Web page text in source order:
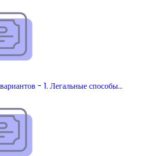
- 1. Легальные способы…